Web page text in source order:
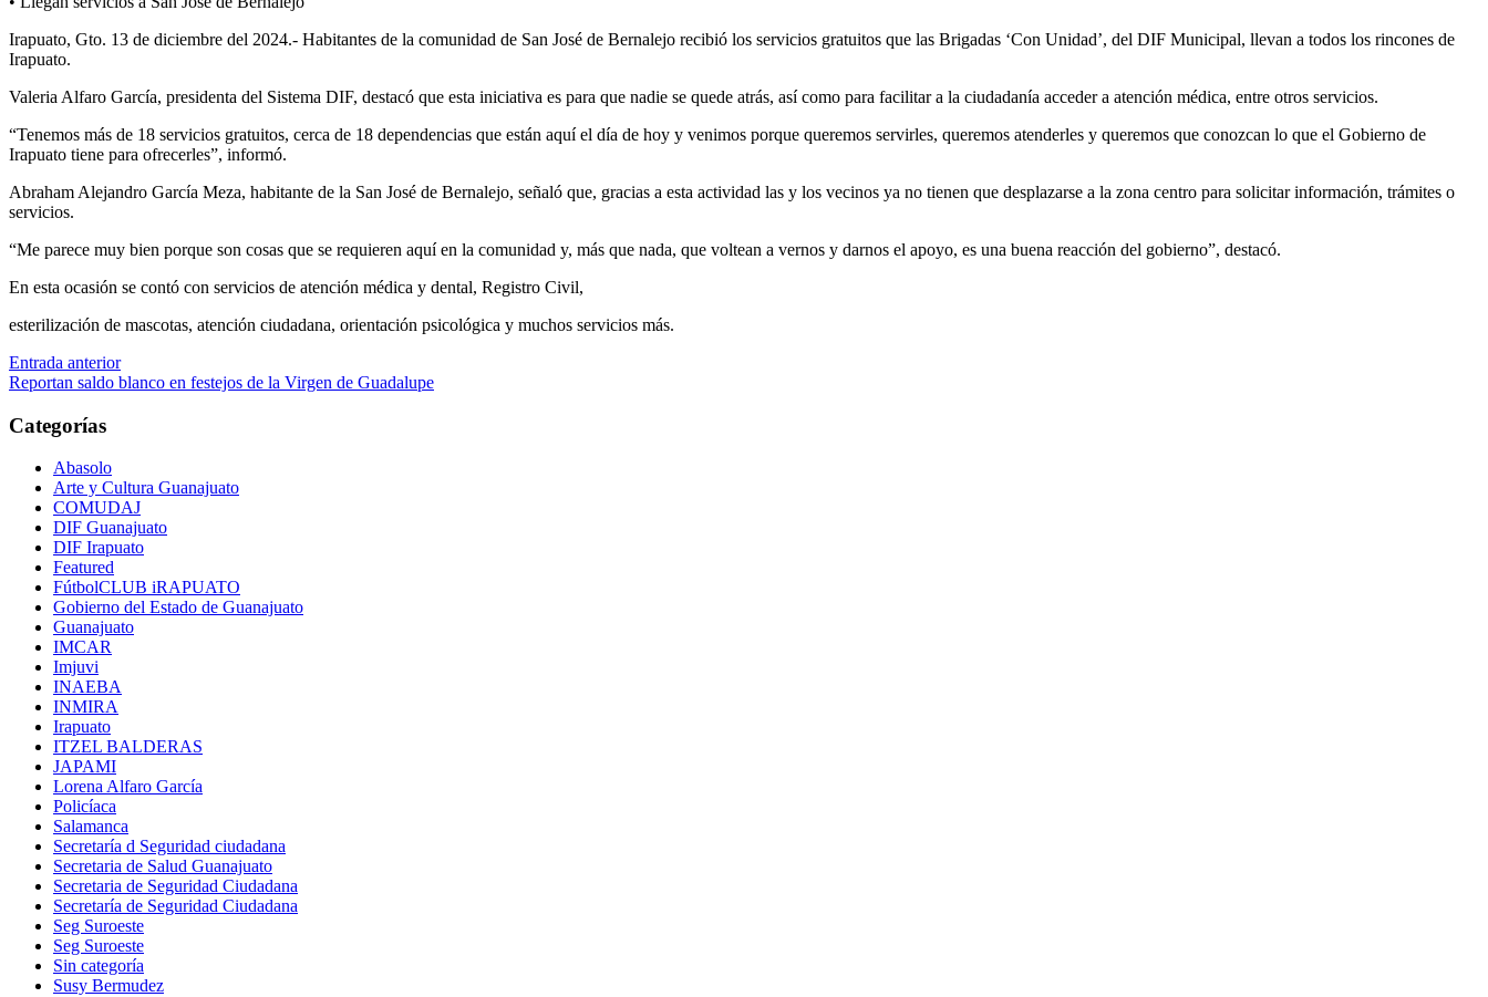
Irapuato, Gto. 13 de diciembre del 2024.- Habitantes de la comunidad de San José de Bernalejo recibió los servicios gratuitos que las Brigadas ‘Con Unidad’, del DIF Municipal, llevan a todos los rincones de
Irapuato.
Valeria Alfaro García, presidenta del Sistema DIF, destacó que esta iniciativa es para que nadie se quede atrás, así como para facilitar a la ciudadanía acceder a atención médica, entre otros servicios.
“Tenemos más de 18 servicios gratuitos, cerca de 18 dependencias que están aquí el día de hoy y venimos porque queremos servirles, queremos atenderles y queremos que conozcan lo que el Gobierno de
Irapuato tiene para ofrecerles”, informó.
Abraham Alejandro García Meza, habitante de la San José de Bernalejo, señaló que, gracias a esta actividad las y los vecinos ya no tienen que desplazarse a la zona centro para solicitar información, trámites o
servicios.
“Me parece muy bien porque son cosas que se requieren aquí en la comunidad y, más que nada, que voltean a vernos y darnos el apoyo, es una buena reacción del gobierno”, destacó.
En esta ocasión se contó con servicios de atención médica y dental, Registro Civil,
esterilización de mascotas, atención ciudadana, orientación psicológica y muchos servicios más.
Navegación
de
entradas
Entrada anterior
Reportan saldo blanco en festejos de la Virgen de Guadalupe
Categorías
Abasolo
Arte y Cultura Guanajuato
COMUDAJ
DIF Guanajuato
DIF Irapuato
Featured
FútbolCLUB iRAPUATO
Gobierno del Estado de Guanajuato
Guanajuato
IMCAR
Imjuvi
INAEBA
INMIRA
Irapuato
ITZEL BALDERAS
JAPAMI
Lorena Alfaro García
Policíaca
Salamanca
Secretaría d Seguridad ciudadana
Secretaria de Salud Guanajuato
Secretaria de Seguridad Ciudadana
Secretaría de Seguridad Ciudadana
Seg Suroeste
Seg Suroeste
Sin categoría
Susy Bermudez